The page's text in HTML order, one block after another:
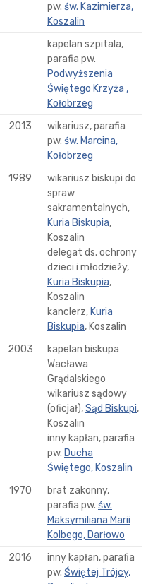
pw. św. Kazimierza,
Koszalin
kapelan szpitala,
parafia pw.
Podwyższenia
Świętego Krzyża ,
Kołobrzeg
2013
wikariusz, parafia
pw. św. Marcina,
Kołobrzeg
1989
wikariusz biskupi do
spraw
sakramentalnych,
Kuria Biskupia,
Koszalin
delegat ds. ochrony
dzieci i młodzieży,
Kuria Biskupia,
Koszalin
kanclerz, Kuria
Biskupia, Koszalin
2003
kapelan biskupa
Wacława
Grądalskiego
wikariusz sądowy
(oficjał),Sąd Biskupi,
Koszalin
inny kapłan, parafia
pw. Ducha
Świętego, Koszalin
1970
brat zakonny,
parafia pw. św.
Maksymiliana Marii
Kolbego, Darłowo
2016
inny kapłan, parafia
pw. Świętej Trójcy,